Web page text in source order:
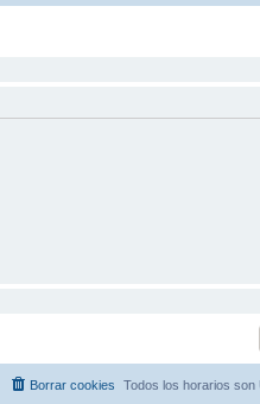
Todos los horarios son
Borrar cookies